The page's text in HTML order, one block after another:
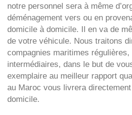
notre personnel sera à même
déménagement vers ou en
domicile à domicile. Il en va de
de votre véhicule. Nous traitons
compagnies maritimes
intermédiaires, dans le but de
exemplaire au meilleur rapport
au Maroc vous livrera
domicile.